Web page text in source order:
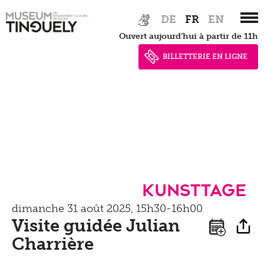
Hauptnavigation
to
DE FR EN
Ouvert aujourd'hui à partir de 11h
BILLETTERIE EN LIGNE
Apprendre
Documents de presse
Shop
Kunsttage
dimanche 31 août 2025, 15h30-16h00
Visite guidée Julian
Charrière